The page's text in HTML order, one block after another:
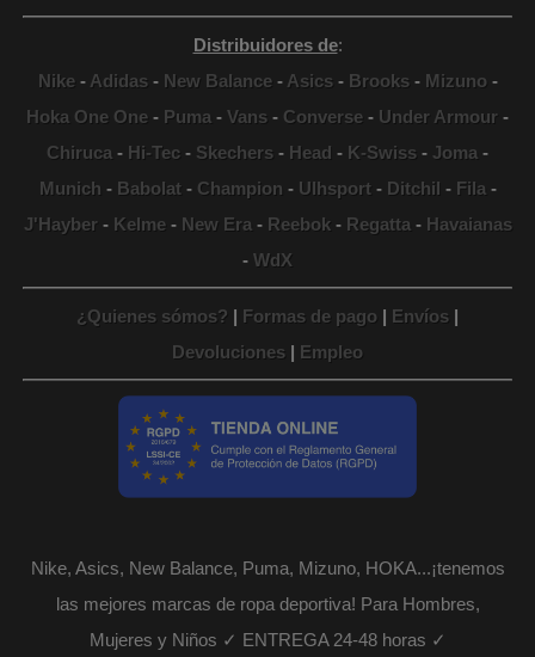
Distribuidores de:
Nike- Adidas- New Balance- Asics- Brooks- Mizuno-
Hoka One One - Puma - Vans - Converse - Under Armour -
Chiruca - Hi-Tec - Skechers - Head - K-Swiss - Joma -
Munich - Babolat- Champion - Ulhsport- Ditchil - Fila -
J'Hayber- Kelme- New Era - Reebok- Regatta - Havaianas
- WdX
¿Quienes sómos? | Formas de pago | Envíos |
Devoluciones | Empleo
Nike, Asics, New Balance, Puma, Mizuno, HOKA...¡tenemos
las mejores marcas de ropa deportiva! Para Hombres,
Mujeres y Niños ✓ ENTREGA 24-48 horas ✓